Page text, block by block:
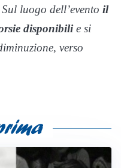
luogo dell’evento il
disponibilie si
verso